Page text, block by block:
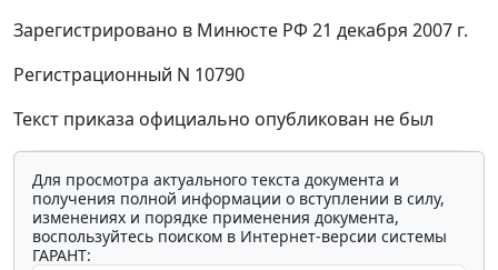
Зарегистрировано в Минюсте РФ 21 декабря 2007 г.
Регистрационный N 10790
Текст приказа официально опубликован не был
Для просмотра актуального текста документа и
получения полной информации о вступлении в силу,
изменениях и порядке применения документа,
воспользуйтесь поиском в Интернет-версии системы
ГАРАНТ: